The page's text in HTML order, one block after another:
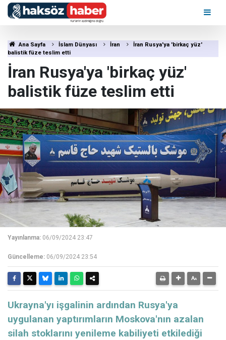
Ana Sayfa İslam Dünyası İran
İran Rusya'ya 'birkaç yüz'
balistik füze teslim etti
İran Rusya'ya 'birkaç yüz'
balistik füze teslim etti
Yayınlanma: 06/09/2024 23:47
Güncelleme: 06/09/2024 23:54
Ukrayna'yı işgalinin ardından Rusya'ya
uygulanan yaptırımların Moskova'nın azalan
silah stoklarını yenileme kabiliyeti etkilediği